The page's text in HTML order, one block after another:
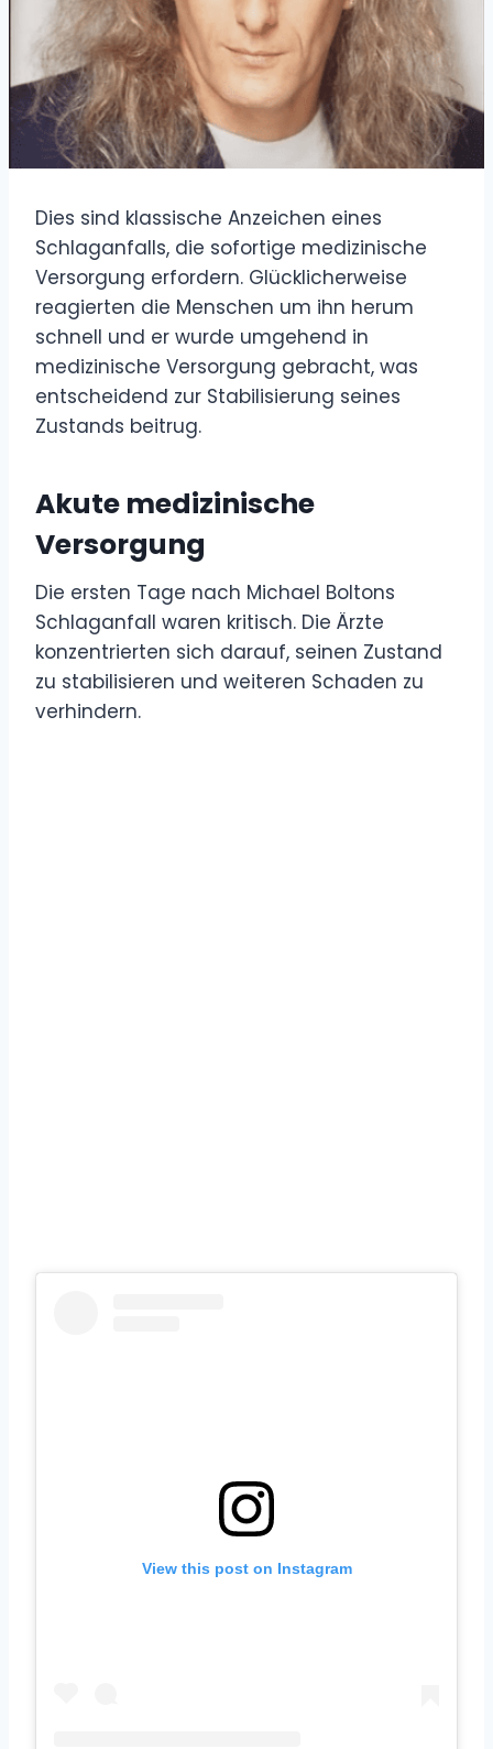
Dies sind klassische Anzeichen eines
Schlaganfalls, die sofortige medizinische
Versorgung erfordern. Glücklicherweise
reagierten die Menschen um ihn herum
schnell und er wurde umgehend in
medizinische Versorgung gebracht, was
entscheidend zur Stabilisierung seines
Zustands beitrug.
Akute medizinische
Versorgung
Die ersten Tage nach Michael Boltons
Schlaganfall waren kritisch. Die Ärzte
konzentrierten sich darauf, seinen Zustand
zu stabilisieren und weiteren Schaden zu
verhindern.
View this post on Instagram